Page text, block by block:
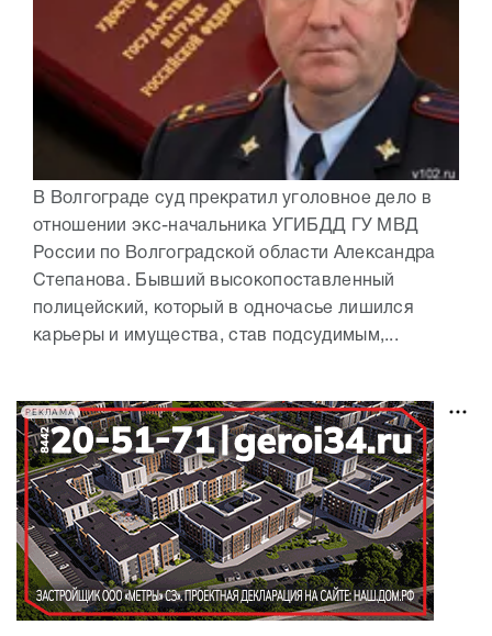
В Волгограде суд прекратил уголовное дело в
отношении экс-начальника УГИБДД ГУ МВД
России по Волгоградской области Александра
Степанова. Бывший высокопоставленный
полицейский, который в одночасье лишился
карьеры и имущества, став подсудимым,...
РЕКЛАМА